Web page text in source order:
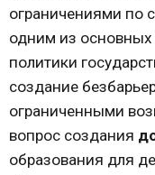
ограничениями по
одним из основных
политики
создание
ограниченными
вопрос создания
образования для